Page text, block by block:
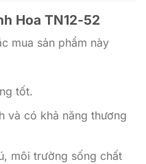
Hoa TN12-52
mua sản phẩm này
tốt.
và có khả năng thương
môi trường sống chất